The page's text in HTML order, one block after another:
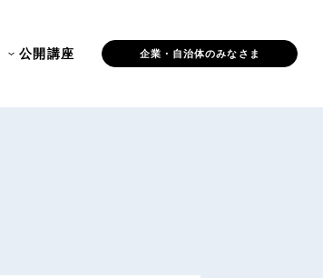
公開講座 企業・自治体のみなさま